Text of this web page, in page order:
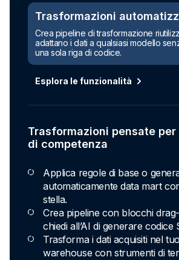
Trasformazioni
Crea pipeline di trasformazione
adattano i dati a qualsiasi modello
una sola riga di codice.
Esplora le funzionalità
Trasformazioni pensate
di competenza
Applica regole di base o
automaticamente data mart
stella.
Crea pipeline con blocchi
chiedi all’AI di generare codice
Trasforma i dati acquisiti nel
warehouse con strumenti di